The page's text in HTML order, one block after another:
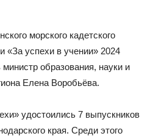
морского кадетского
«За успехи в учении» 2024
образования, науки и
Елена Воробьёва.
удостоились 7 выпускников
края. Среди этого